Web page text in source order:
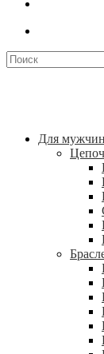
Для мужчин